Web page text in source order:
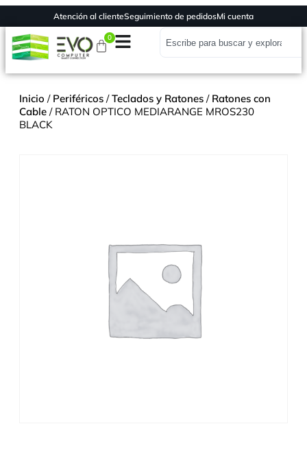
Atención al clienteSeguimiento de pedidosMi cuenta
0
Inicio / Periféricos /Teclados y Ratones / Ratones con
Cable / RATON OPTICO MEDIARANGE MROS230
BLACK